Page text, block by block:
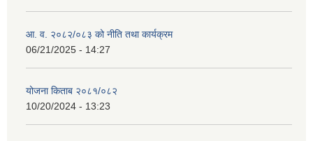
आ. व. २०८२/०८३ को नीति तथा कार्यक्रम
06/21/2025 - 14:27
योजना किताब २०८१/०८२
10/20/2024 - 13:23